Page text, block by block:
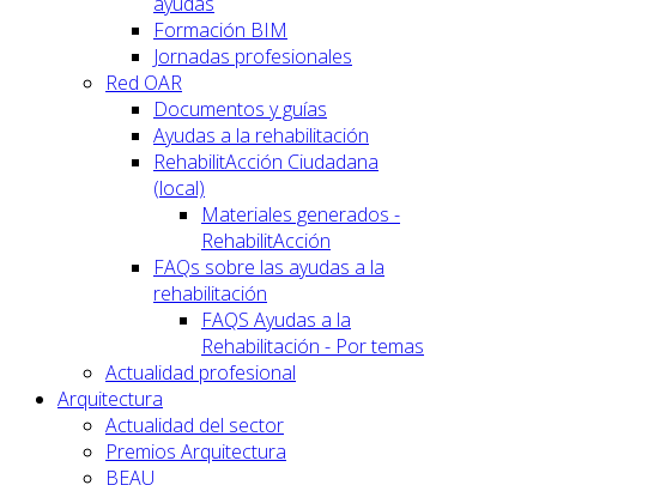
Formación BIM
Jornadas profesionales
Red OAR
Documentos y guías
Ayudas a la rehabilitación
RehabilitAcción Ciudadana
(local)
Materiales generados -
RehabilitAcción
FAQs sobre las ayudas a la
rehabilitación
FAQS Ayudas a la
Rehabilitación - Por temas
Actualidad profesional
Arquitectura
Actualidad del sector
Premios Arquitectura
BEAU